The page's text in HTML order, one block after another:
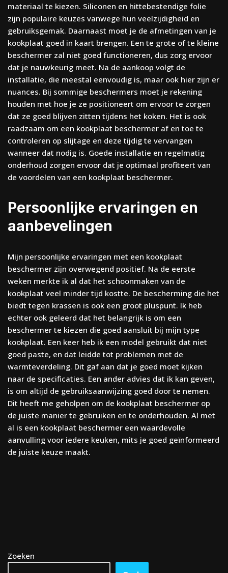
materiaal te kiezen. Siliconen en hittebestendige folie
zijn populaire keuzes vanwege hun veelzijdigheid en
gebruiksgemak. Daarnaast moet je de afmetingen van je
kookplaat goed in kaart brengen. Een te grote of te kleine
beschermer zal niet goed functioneren, dus zorg ervoor
dat je nauwkeurig meet. Na de aankoop volgt de
installatie, die meestal eenvoudig is, maar ook hier zijn er
nuances. Bij sommige beschermers moet je rekening
houden met hoe je ze positioneert om ervoor te zorgen
dat ze goed blijven zitten tijdens het koken. Het is ook
raadzaam om een kookplaat beschermer af en toe te
controleren op slijtage en deze tijdig te vervangen
wanneer dat nodig is. Goede installatie en regelmatig
onderhoud zorgen ervoor dat je optimaal profiteert van
de voordelen van een kookplaat beschermer.
Persoonlijke ervaringen en
aanbevelingen
Mijn persoonlijke ervaringen met een kookplaat
beschermer zijn overwegend positief. Na de eerste
weken merkte ik al dat het schoonmaken van de
kookplaat veel minder tijd kostte. De bescherming die het
biedt tegen krassen is ook een groot pluspunt. Ik heb
echter ook geleerd dat het belangrijk is om een
beschermer te kiezen die goed aansluit bij mijn type
kookplaat. Een keer heb ik een model gebruikt dat niet
goed paste, en dat leidde tot problemen met de
warmteverdeling. Dit gaf aan dat je goed moet kijken
naar de specificaties. Een ander advies dat ik kan geven,
is om altijd de gebruiksaanwijzing goed door te nemen.
Dit heeft me geholpen om de kookplaat beschermer op
de juiste manier te gebruiken en te onderhouden. Al met
al is een kookplaat beschermer een waardevolle
aanvulling voor iedere keuken, mits je goed geïnformeerd
de juiste keuze maakt.
Zoeken